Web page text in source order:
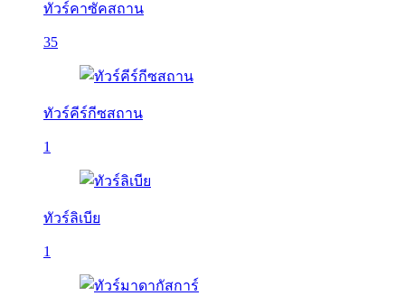
ทัวร์คาซัคสถาน
35
ทัวร์คีร์กีซสถาน
1
ทัวร์ลิเบีย
1